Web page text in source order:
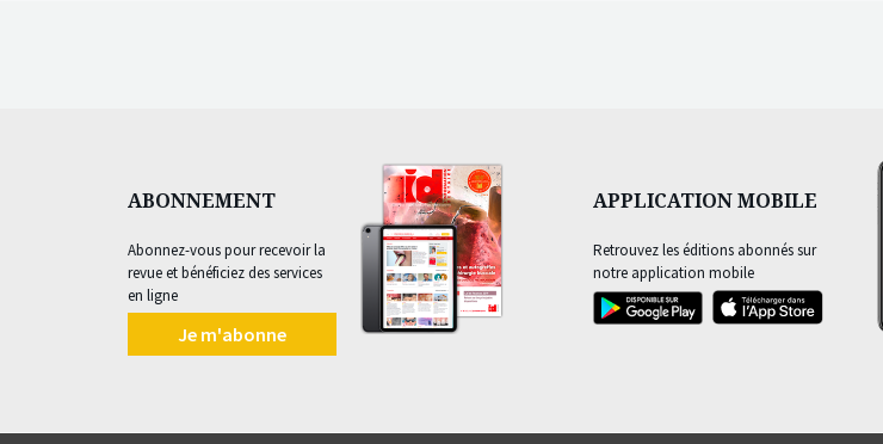
ABONNEMENT
Abonnez-vous pour recevoir la
revue et bénéficiez des services
en ligne
Je m'abonne
APPLICATION MOBILE
Retrouvez les éditions abonnés sur
notre application mobile